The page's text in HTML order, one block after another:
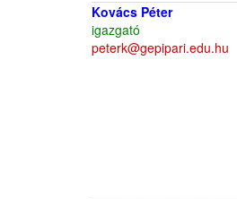
Kovács Péter
igazgató
peterk@gepipari.edu.hu